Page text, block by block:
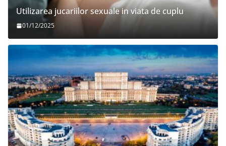
Utilizarea jucariilor sexuale in viata de cuplu
01/12/2025